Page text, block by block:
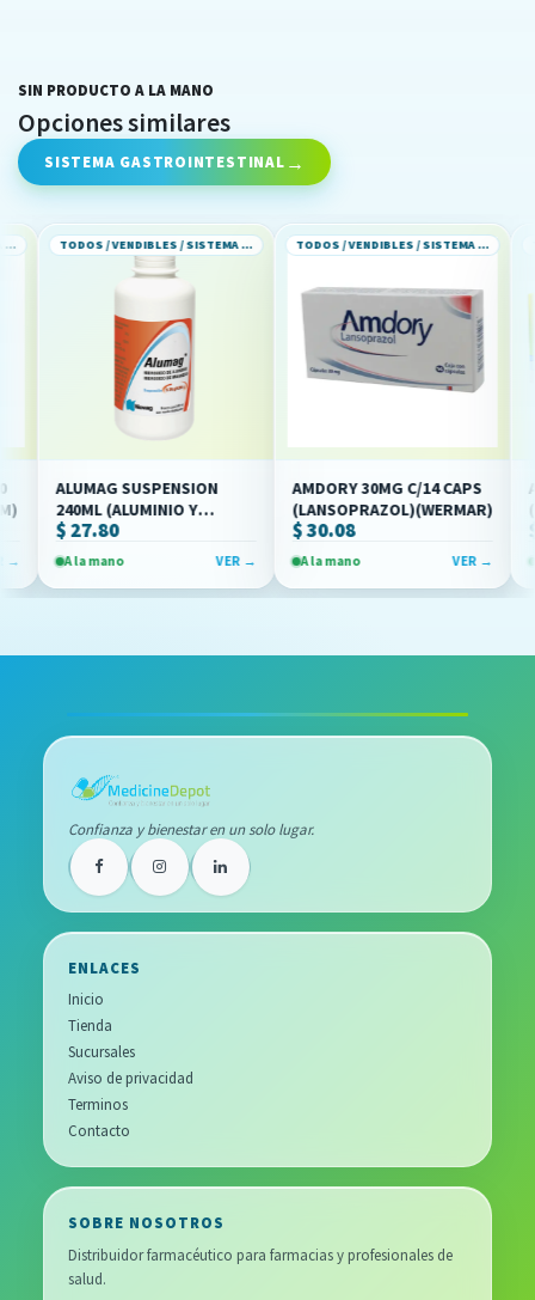
SIN PRODUCTO A LA MANO
Opciones similares
SISTEMA GASTROINTESTINAL
TODOS / VENDIBLES / SISTEMA GASTROINTESTINAL
ALUMAG SUSPENSION
240ML (ALUMINIO Y
MAGNESIO)(NOVAG)
$ 27.80
A la mano VER →
TODOS / VENDIBLES / SISTEMA GASTROINTESTINAL
AMDORY 30MG C/14 CAPS
(LANSOPRAZOL)(WERMAR)
$ 30.08
A la mano VER →
$
A la
Confianza y bienestar en un solo lugar.
ENLACES
Inicio
Tienda
Sucursales
Aviso de privacidad
Terminos
Contacto
SOBRE NOSOTROS
Distribuidor farmacéutico para farmacias y profesionales de
salud.